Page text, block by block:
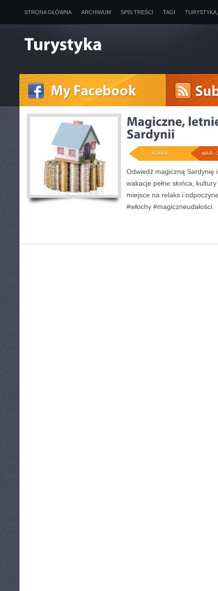
STRONA GŁÓWNA ARCHIWUM SPIS TREŚCI TAGI
MAR -
ADMIN
Odwiedź magiczną Sardynię
wakacje pełne słońca,
miejsce na relaks i
#włochy #magiczneudałości